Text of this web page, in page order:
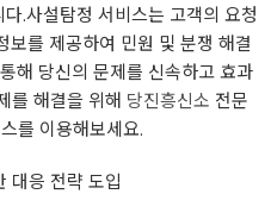
.사설탐정 서비스는 고객의 요청
보를 제공하여 민원 및 분쟁 해결
해 당신의 문제를 신속하고 효과
를 해결을 위해 당진흥신소 전문
를 이용해보세요.
대응 전략 도입